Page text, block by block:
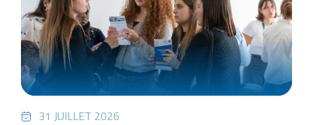
31 JUILLET 2026